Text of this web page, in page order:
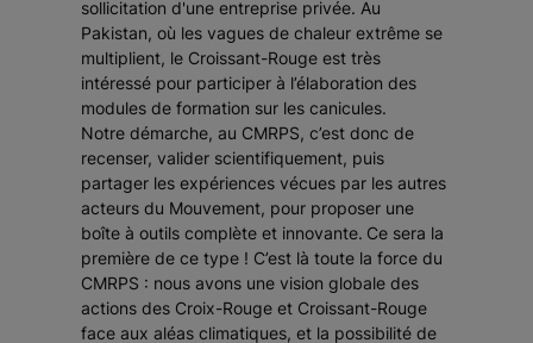
sollicitation d'une entreprise privée. Au
Pakistan, où les vagues de chaleur extrême se
multiplient, le Croissant-Rouge est très
intéressé pour participer à l’élaboration des
modules de formation sur les canicules.
Notre démarche, au CMRPS, c’est donc de
recenser, valider scientifiquement, puis
partager les expériences vécues par les autres
acteurs du Mouvement, pour proposer une
boîte à outils complète et innovante. Ce sera la
première de ce type ! C’est là toute la force du
CMRPS : nous avons une vision globale des
actions des Croix-Rouge et Croissant-Rouge
face aux aléas climatiques, et la possibilité de